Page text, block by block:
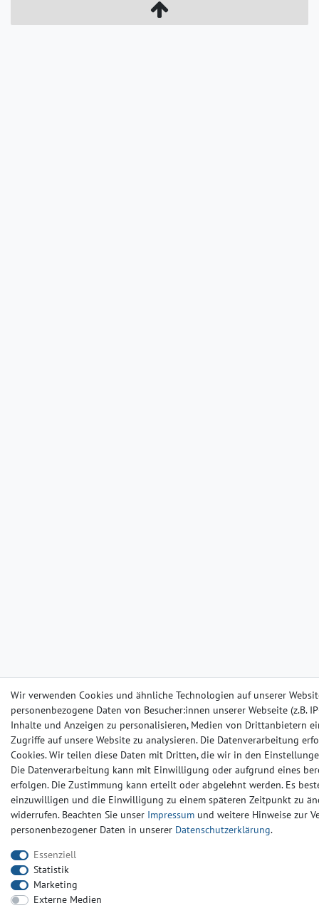
Wir verwenden Cookies und ähnliche Technologien auf unserer
personenbezogene Daten von Besucher:innen unserer Webseite (z.B.
Inhalte und Anzeigen zu personalisieren, Medien von Drittanbietern
Zugriffe auf unsere Website zu analysieren. Die Datenverarbeitung
Cookies. Wir teilen diese Daten mit Dritten, die wir in den
Die Datenverarbeitung kann mit Einwilligung oder aufgrund eines
erfolgen. Die Zustimmung kann erteilt oder abgelehnt werden. Es
einzuwilligen und die Einwilligung zu einem späteren Zeitpunkt zu
widerrufen. Beachten Sie unser Impressum und weitere Hinweise zur
personenbezogener Daten in unserer Daten­schutz­erklärung.
Essenziell
Statistik
Marketing
Externe Medien